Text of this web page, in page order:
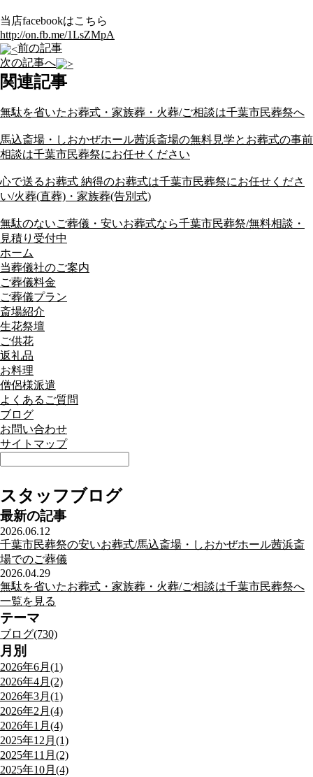
当店facebookはこちら
http://on.fb.me/1LsZMpA
前の記事
次の記事へ
関連記事
無駄を省いたお葬式・家族葬・火葬/ご相談は千葉市民葬祭へ
馬込斎場・しおかぜホール茜浜斎場の無料見学とお葬式の事前
相談は千葉市民葬祭にお任せください
心で送るお葬式 納得のお葬式は千葉市民葬祭にお任せくださ
い/火葬(直葬)・家族葬(告別式)
無駄のないご葬儀・安いお葬式なら千葉市民葬祭/無料相談・
見積り受付中
ホーム
当葬儀社のご案内
ご葬儀料金
ご葬儀プラン
斎場紹介
生花祭壇
ご供花
返礼品
お料理
僧侶様派遣
よくあるご質問
ブログ
お問い合わせ
サイトマップ
スタッフブログ
最新の記事
2026.06.12
千葉市民葬祭の安いお葬式/馬込斎場・しおかぜホール茜浜斎
場でのご葬儀
2026.04.29
無駄を省いたお葬式・家族葬・火葬/ご相談は千葉市民葬祭へ
一覧を見る
テーマ
ブログ(730)
月別
2026年6月(1)
2026年4月(2)
2026年3月(1)
2026年2月(4)
2026年1月(4)
2025年12月(1)
2025年11月(2)
2025年10月(4)